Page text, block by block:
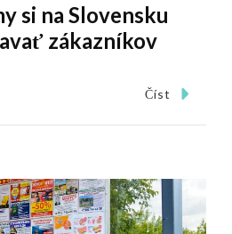
si na Slovensku
zákazníkov
Číst